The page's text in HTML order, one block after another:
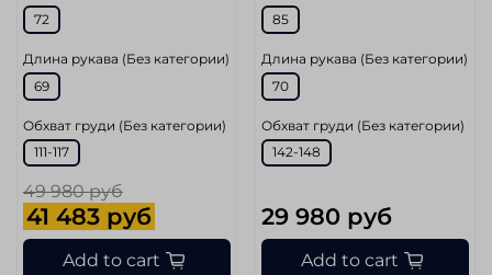
72
Длина рукава (Без категории)
69
Обхват груди (Без категории)
111-117
49 980 руб
41 483 руб
Add to cart
85
Длина рукава (Без категории)
70
Обхват груди (Без категории)
142-148
29 980 руб
Add to cart